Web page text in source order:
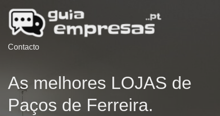
Contacto
As melhores LOJAS de
Paços de Ferreira.